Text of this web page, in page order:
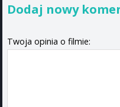
Dodaj nowy
Twoja opinia o filmie: